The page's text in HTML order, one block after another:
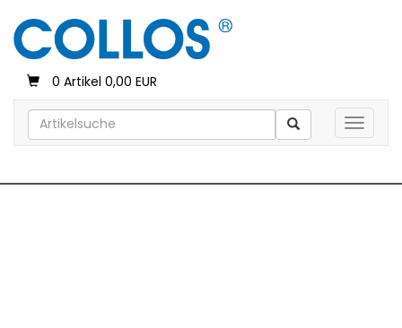
0 Artikel 0,00 EUR
Toggle